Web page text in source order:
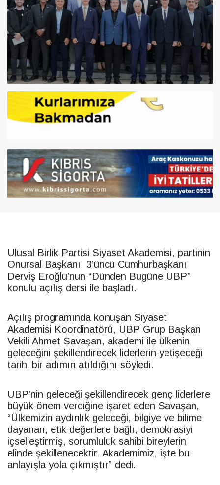
Ulusal Birlik Partisi Siyaset Akademisi, partinin
Onursal Başkanı, 3’üncü Cumhurbaşkanı
Derviş Eroğlu’nun “Dünden Bugüne UBP”
konulu açılış dersi ile başladı.
Açılış programında konuşan Siyaset
Akademisi Koordinatörü, UBP Grup Başkan
Vekili Ahmet Savaşan, akademi ile ülkenin
geleceğini şekillendirecek liderlerin yetişeceği
tarihi bir adımın atıldığını söyledi.
UBP’nin geleceği şekillendirecek genç liderlere
büyük önem verdiğine işaret eden Savaşan,
“Ülkemizin aydınlık geleceği, bilgiye ve bilime
dayanan, etik değerlere bağlı, demokrasiyi
içselleştirmiş, sorumluluk sahibi bireylerin
elinde şekillenecektir. Akademimiz, işte bu
anlayışla yola çıkmıştır” dedi.